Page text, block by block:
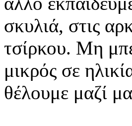
σκυλιά, στις
τσίρκου. Μη
μικρός σε
θέλουμε μαζί